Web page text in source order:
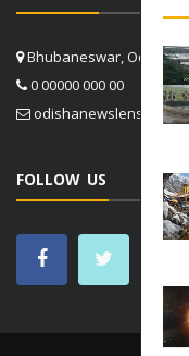
Bhubaneswar, Odisha,
0 00000 000 00
FOLLOW US